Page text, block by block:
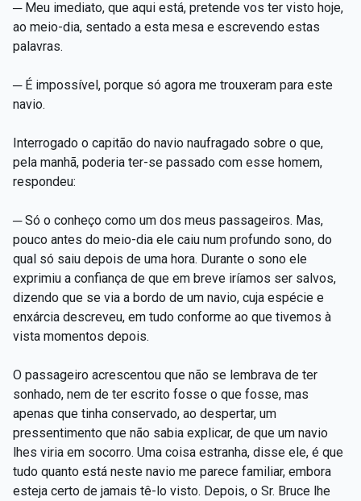
─ Meu imediato, que aqui está, pretende vos ter visto hoje,
ao meio-dia, sentado a esta mesa e escrevendo estas
palavras.
─ É impossível, porque só agora me trouxeram para este
navio.
Interrogado o capitão do navio naufragado sobre o que,
pela manhã, poderia ter-se passado com esse homem,
respondeu:
─ Só o conheço como um dos meus passageiros. Mas,
pouco antes do meio-dia ele caiu num profundo sono, do
qual só saiu depois de uma hora. Durante o sono ele
exprimiu a confiança de que em breve iríamos ser salvos,
dizendo que se via a bordo de um navio, cuja espécie e
enxárcia descreveu, em tudo conforme ao que tivemos à
vista momentos depois.
O passageiro acrescentou que não se lembrava de ter
sonhado, nem de ter escrito fosse o que fosse, mas
apenas que tinha conservado, ao despertar, um
pressentimento que não sabia explicar, de que um navio
lhes viria em socorro. Uma coisa estranha, disse ele, é que
tudo quanto está neste navio me parece familiar, embora
esteja certo de jamais tê-lo visto. Depois, o Sr. Bruce lhe